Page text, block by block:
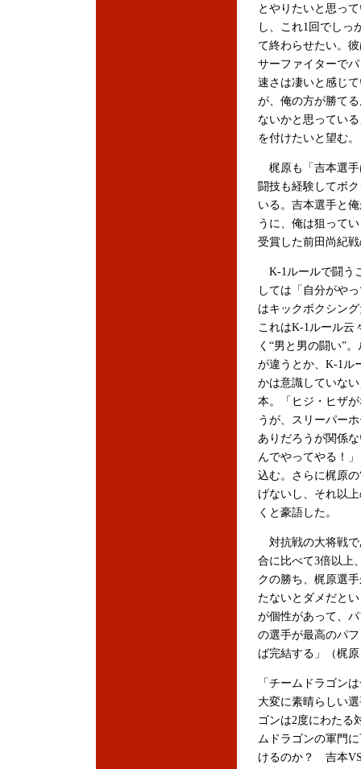
とやりたいと思っ
し、これ1回でしっ
て終わらせたい。
サーファイターで
速さは凄いと感じ
が、俺の方が勝て
ないかと思ってい
を付けたいと望む。
梶原も「吉本選手
闘技も経験してボ
いる。吉本選手と
うに、俺は狙って
受賞した前田尚紀
K-1ルールで闘う
しては「自分がや
はキックボクシン
これはK-1ルール云
く“男と男の闘い”
が違うとか、K-1ル
かは意識していな
本。「ヒジ・ヒザ
うが、スリーパー
ありだろうが関係
んでやってやる！
込む。さらに梶原
げないし、それ以
くと豪語した。
対抗戦の大将戦で
合に比べて3倍以上
クの勝ち、梶原選
たないとダメだと
が個性があって、
の選手が最高のパ
ば完結する」（梶
「チームドラゴン
大変に素晴らしい
ゴンは2度にわたる
ムドラゴンの軍門
けるのか？ 吉本